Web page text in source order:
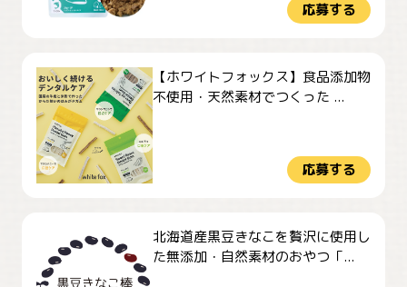
応募する
【ホワイトフォックス】食品添加物
不使用・天然素材でつくった ...
応募する
北海道産黒豆きなこを贅沢に使用し
た無添加・自然素材のおやつ「...